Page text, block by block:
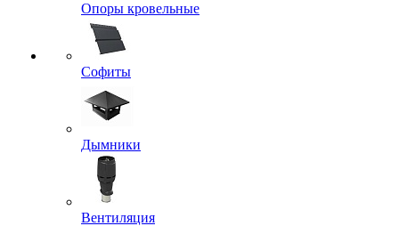
Опоры кровельные
Софиты
Дымники
Вентиляция